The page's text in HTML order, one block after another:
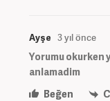
Ayşe 3 yıl önce
Yorumu okurken
anlamadim
Beğen